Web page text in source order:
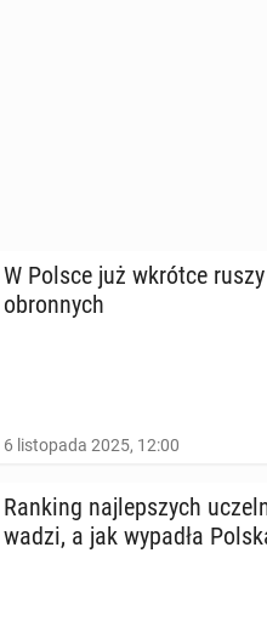
W Polsce już wkrótce
obron­nych
6 listopada 2025, 12:00
Ranking naj­lep­szych
wa­dzi, a jak wypadła